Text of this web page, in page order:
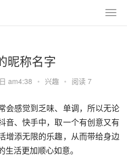
昵称名字
am4:38 • 兴趣 • 阅读 7
会感觉到乏味、单调，所以无论
音、快手中，取一个有创意又有
增添无限的乐趣，从而带给身边
活更加顺心如意。